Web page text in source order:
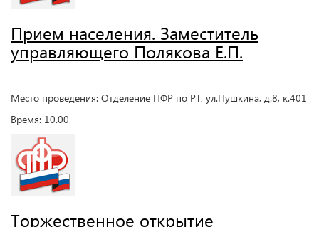
Прием населения. Заместитель
управляющего Полякова Е.П.
Место проведения: Отделение ПФР по РТ, ул.Пушкина, д.8, к.401
Время: 10.00
Торжественное открытие